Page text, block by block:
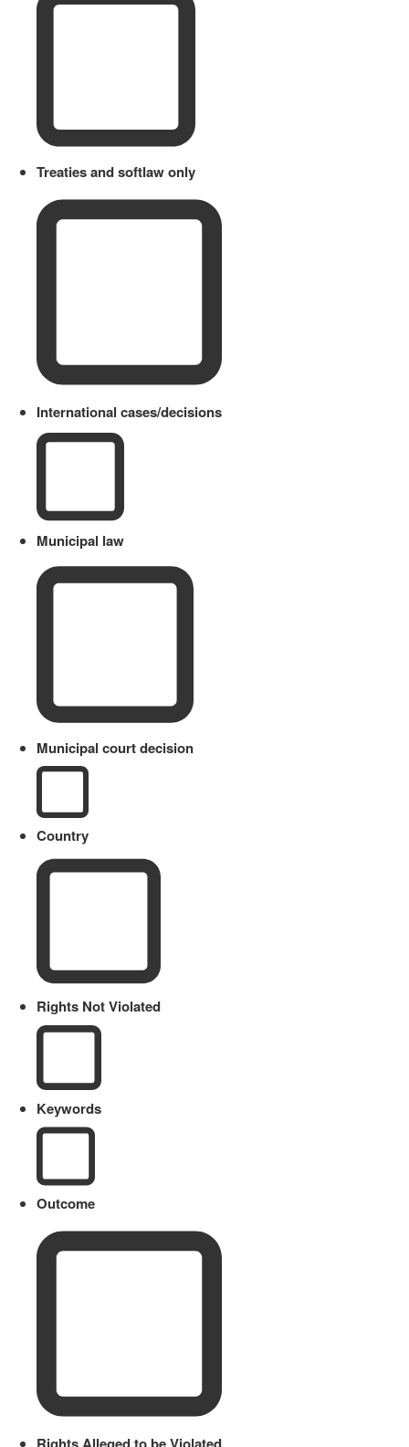
Treaties and softlaw only
International cases/decisions
Municipal law
Municipal court decision
Country
Rights Not Violated
Keywords
Outcome